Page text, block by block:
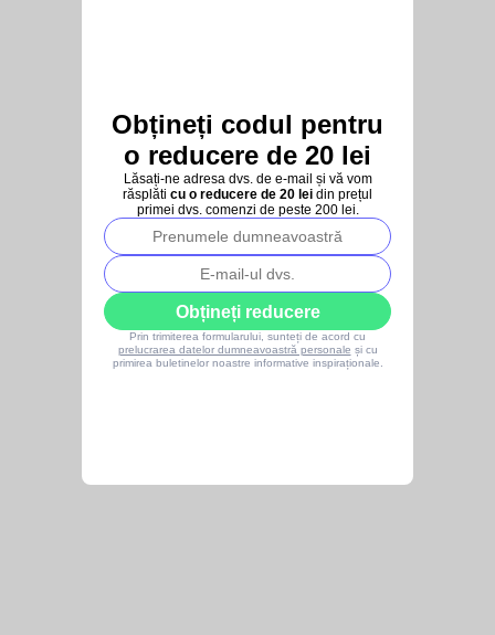
Obțineți codul pentru
o reducere de 20 lei
Lăsați-ne adresa dvs. de e-mail și vă vom
răsplăti cu o reducere de 20 lei din prețul
primei dvs. comenzi de peste 200 lei.
Obțineți reducere
Prin trimiterea formularului, sunteți de acord cu
prelucrarea datelor dumneavoastră personale și cu
primirea buletinelor noastre informative inspiraționale.